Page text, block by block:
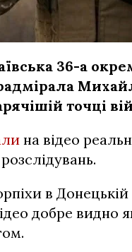
36-а
точці
на відео
в
добре видно